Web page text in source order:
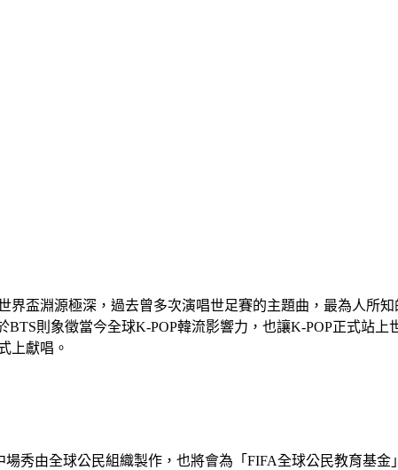
盃淵源極深，過去曾多次演唱世足賽的主題曲，最為人所
則象徵當今全球K-POP韓流影響力，也讓K-POP正式站
上獻唱。
秀由全球公民組織製作，也將會為「FIFA全球公民教育基